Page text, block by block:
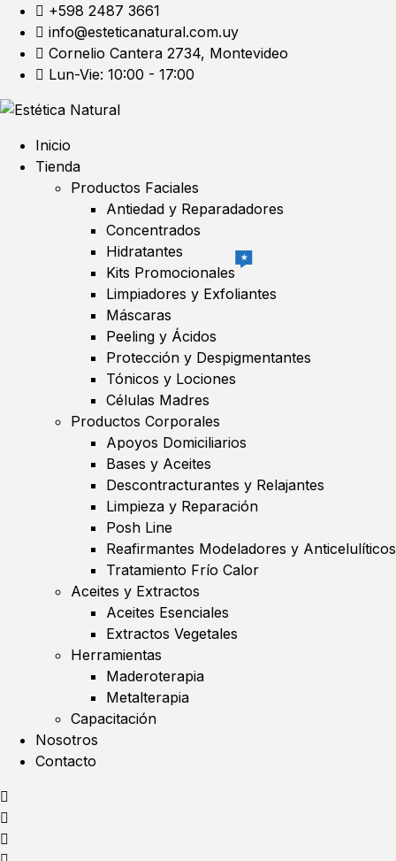
+598 2487 3661
info@esteticanatural.com.uy
Cornelio Cantera 2734, Montevideo
Lun-Vie: 10:00 - 17:00
Inicio
Tienda
Productos Faciales
Antiedad y Reparadadores
Concentrados
Hidratantes
Kits Promocionales
★
Limpiadores y Exfoliantes
Máscaras
Peeling y Ácidos
Protección y Despigmentantes
Tónicos y Lociones
Células Madres
Productos Corporales
Apoyos Domiciliarios
Bases y Aceites
Descontracturantes y Relajantes
Limpieza y Reparación
Posh Line
Reafirmantes Modeladores y Anticelulíticos
Tratamiento Frío Calor
Aceites y Extractos
Aceites Esenciales
Extractos Vegetales
Herramientas
Maderoterapia
Metalterapia
Capacitación
Nosotros
Contacto